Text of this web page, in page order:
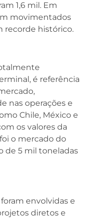
1,6 mil. Em
movimentados
recorde histórico.
é referência
nas operações e
Chile, México e
os valores da
o mercado do
de 5 mil toneladas
foram envolvidas e
diretos e